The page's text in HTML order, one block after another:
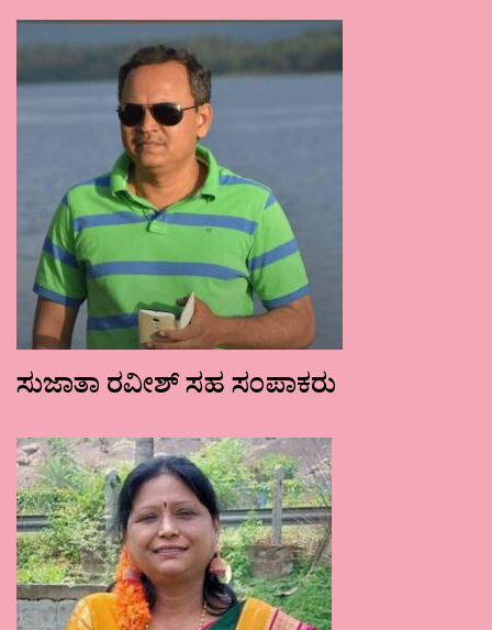
ಸುಜಾತಾ ರವೀಶ್ ಸಹ ಸಂಪಾಕರು